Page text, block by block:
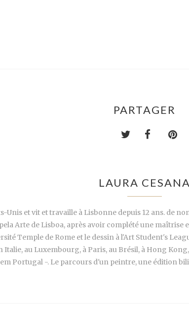
PARTAGER
LAURA CESANA
Unis et vit et travaille à Lisbonne depuis 12 ans. de
Arte de Lisboa, après avoir complété une
Temple de Rome et le dessin à l'Art Student's
au Luxembourg, à Paris, au Brésil, à Hong
Portugal -. Le parcours d'un peintre, une édition